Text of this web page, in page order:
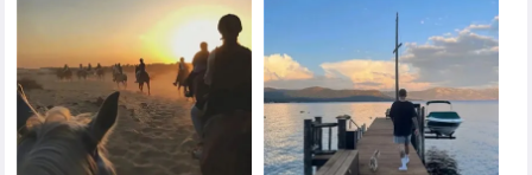
美女头像
男生头像
明星头像